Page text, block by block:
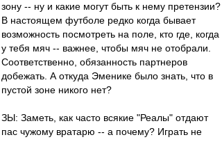
зону -- ну и какие могут быть к нему претензии?
В настоящем футболе редко когда бывает
возможность посмотреть на поле, кто где, когда
у тебя мяч -- важнее, чтобы мяч не отобрали.
Соответственно, обязанность партнеров
добежать. А откуда Эменике было знать, что в
пустой зоне никого нет?
ЗЫ: Заметь, как часто всякие "Реалы" отдают
пас чужому вратарю -- а почему? Играть не